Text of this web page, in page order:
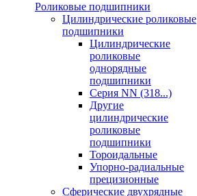
Роликовые подшипники
Цилиндрические роликовые
подшипники
Цилиндрические
роликовые
однорядные
подшипники
Серия NN (318...)
Другие
цилиндрические
роликовые
подшипники
Тороидальные
Упорно-радиальные
прецизионные
Сферические двухрядные